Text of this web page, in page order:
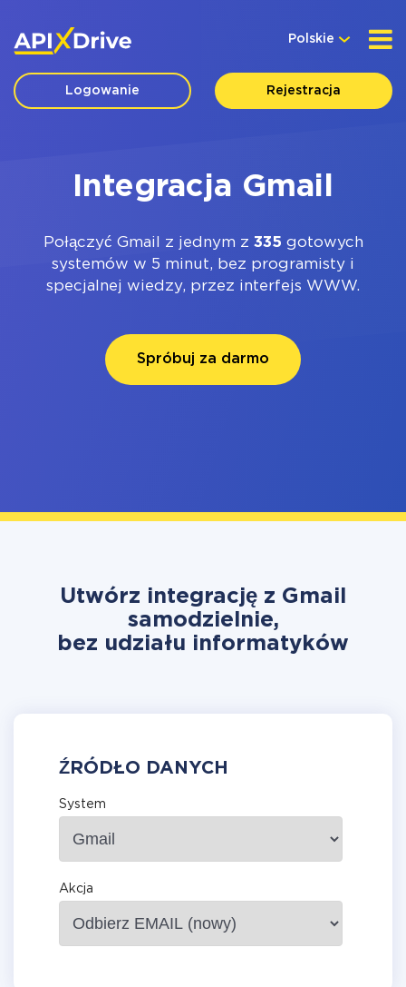
Polskie
Logowanie Rejestracja
Integracja Gmail
Połączyć Gmail z jednym z 335 gotowych
systemów w 5 minut, bez programisty i
specjalnej wiedzy, przez interfejs WWW.
Spróbuj za darmo
Utwórz integrację z Gmail
samodzielnie,
bez udziału informatyków
ŹRÓDŁO DANYCH
System
Akcja